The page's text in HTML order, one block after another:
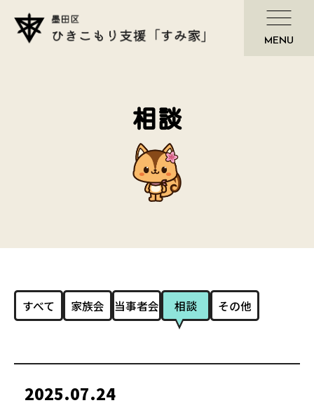
相談
すべて 家族会 当事者会 相談 その他
2025.07.24